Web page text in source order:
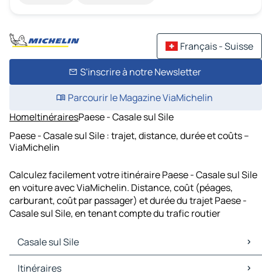
Français - Suisse
S'inscrire à notre Newsletter
Parcourir le Magazine ViaMichelin
HomeItinérairesPaese - Casale sul Sile
Paese - Casale sul Sile : trajet, distance, durée et coûts –
ViaMichelin
Calculez facilement votre itinéraire Paese - Casale sul Sile
en voiture avec ViaMichelin. Distance, coût (péages,
carburant, coût par passager) et durée du trajet Paese -
Casale sul Sile, en tenant compte du trafic routier
Casale sul Sile
Casale sul Sile Cartes et plans
Itinéraires